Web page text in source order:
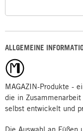
ALLGEMEINE
MAGAZIN-Produkte -
die in
selbst entwickelt und
Die Auswahl an